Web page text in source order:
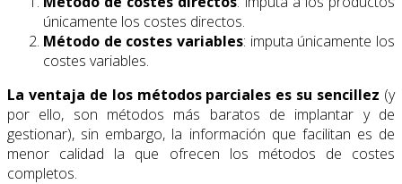
únicamente los costes directos.
Método de costes variables: imputa únicamente los
costes variables.
La ventaja de los métodos parciales es su sencillez (y
por ello, son métodos más baratos de implantar y de
gestionar), sin embargo, la información que facilitan es de
menor calidad la que ofrecen los métodos de costes
completos.